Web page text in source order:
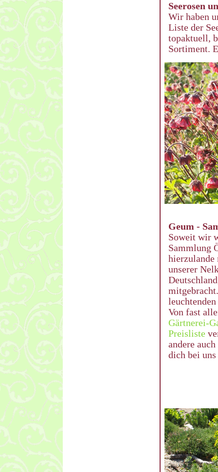
Seerosen
Wir haben
Liste der
topaktuell,
Sortiment.
Geum -
Soweit wir
Sammlung
hierzulande
unserer
Von fast
Gärtnerei-
Preisliste
andere
dich bei